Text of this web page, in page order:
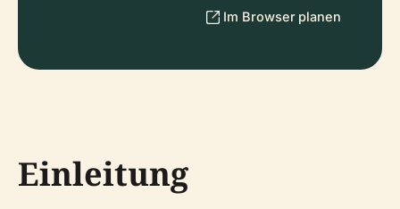
Im Browser planen
Einleitung